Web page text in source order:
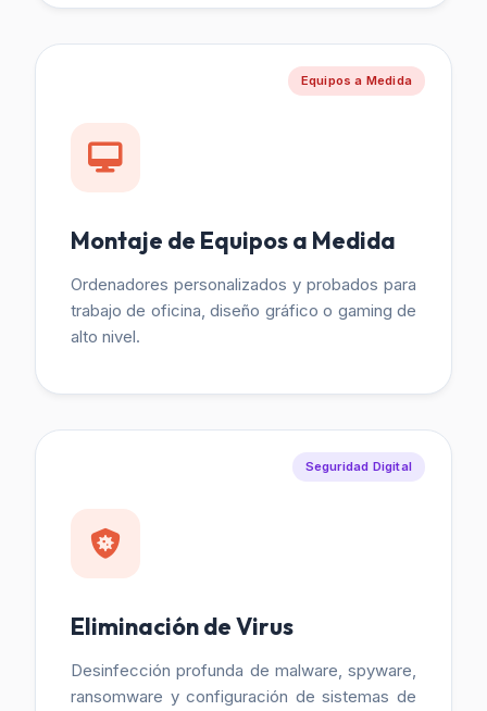
Equipos a Medida
Montaje de Equipos a Medida
Ordenadores personalizados y probados para
trabajo de oficina, diseño gráfico o gaming de
alto nivel.
Seguridad Digital
Eliminación de Virus
Desinfección profunda de malware, spyware,
ransomware y configuración de sistemas de